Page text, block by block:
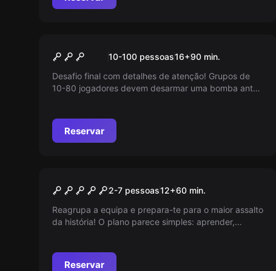
Banzai Bomb
10-100 pessoas16+90 min.
Desafio final com detalhes de atenção! Grupos de
10-80 jogadores devem desarmar uma bomba antes
Reservar
Casa da moeda
2-7 pessoas12+60 min.
Reagrupa a equipa e prepara-te para o maior assalto
da história! O plano parece simples: aprender,
Reservar